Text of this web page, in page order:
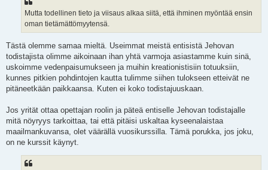
Mutta todellinen tieto ja viisaus alkaa siitä, että ihminen myöntää ensin
oman tietämättömyytensä.
Tästä olemme samaa mieltä. Useimmat meistä entisistä Jehovan
todistajista olimme aikoinaan ihan yhtä varmoja asiastamme kuin sinä,
uskoimme vedenpaisumukseen ja muihin kreationistisiin totuuksiin,
kunnes pitkien pohdintojen kautta tulimme siihen tulokseen etteivät ne
pitäneetkään paikkaansa. Kuten ei koko todistajuuskaan.
Jos yrität ottaa opettajan roolin ja päteä entiselle Jehovan todistajalle
mitä nöyryys tarkoittaa, tai että pitäisi uskaltaa kyseenalaistaa
maailmankuvansa, olet väärällä vuosikurssilla. Tämä porukka, jos joku,
on ne kurssit käynyt.